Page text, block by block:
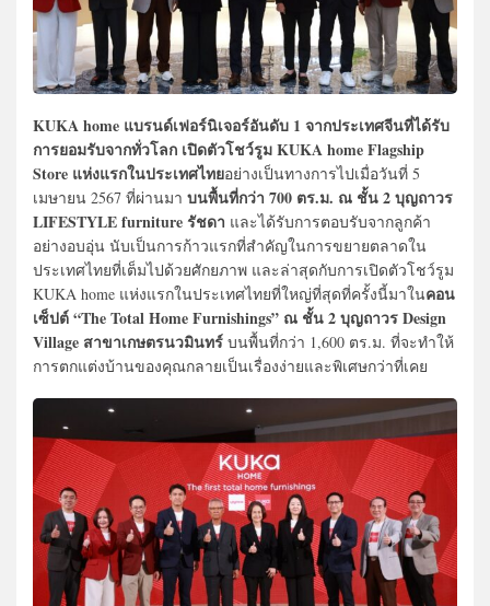
KUKA home แบรนด์เฟอร์นิเจอร์อันดับ 1 จากประเทศจีนที่ได้รับ
การยอมรับจากทั่วโลก เปิดตัวโชว์รูม KUKA home Flagship
Store แห่งแรกในประเทศไทยอย่างเป็นทางการไปเมื่อวันที่ 5
เมษายน 2567 ที่ผ่านมา บนพื้นที่กว่า 700 ตร.ม. ณ ชั้น 2 บุญถาวร
LIFESTYLE furniture รัชดา และได้รับการตอบรับจากลูกค้า
อย่างอบอุ่น นับเป็นการก้าวแรกที่สำคัญในการขยายตลาดใน
ประเทศไทยที่เต็มไปด้วยศักยภาพ และล่าสุดกับการเปิดตัวโชว์รูม
KUKA home แห่งแรกในประเทศไทยที่ใหญ่ที่สุดที่ครั้งนี้มาในคอน
เซ็ปต์ “The Total Home Furnishings” ณ ชั้น 2 บุญถาวร Design
Village สาขาเกษตรนวมินทร์ บนพื้นที่กว่า 1,600 ตร.ม. ที่จะทำให้
การตกแต่งบ้านของคุณกลายเป็นเรื่องง่ายและพิเศษกว่าที่เคย